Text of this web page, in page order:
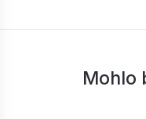
Mohlo